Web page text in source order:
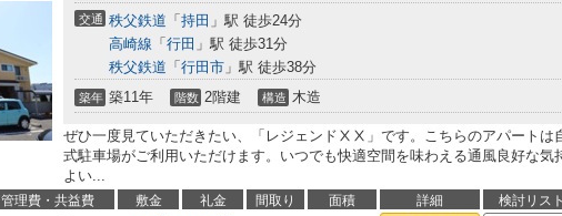
交通 秩父鉄道 「 持田 」駅 徒歩24分
高崎線 「 行田 」駅 徒歩31分
秩父鉄道 「 行田市 」駅 徒歩38分
築年 築11年 階数 2階建 構造 木造
ぜひ一度見ていただきたい、「レジェンドⅩⅩ」です。こちらのアパートは
式駐車場がご利用いただけます。いつでも快適空間を味わえる通風良好な気
よい...
管理費・共益費 敷金 礼金 間取り 面積 詳細
検討リスト